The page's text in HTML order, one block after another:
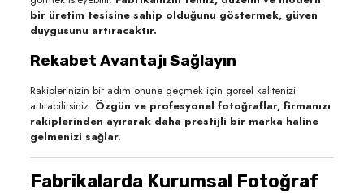
bir üretim tesisine sahip olduğunu göstermek, güven
duygusunu artıracaktır.
Rekabet Avantajı Sağlayın
Rakiplerinizin bir adım önüne geçmek için görsel kalitenizi
artırabilirsiniz. Özgün ve profesyonel fotoğraflar, firmanızı
rakiplerinden ayırarak daha prestijli bir marka haline
gelmenizi sağlar.
Fabrikalarda Kurumsal Fotoğraf